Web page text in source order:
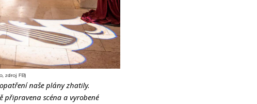
zdroj FB)
naše plány zhatily.
připravena scéna a vyrobené